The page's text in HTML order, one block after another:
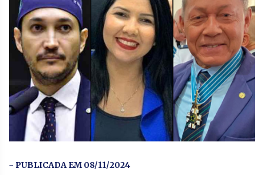
- PUBLICADA EM 08/11/2024